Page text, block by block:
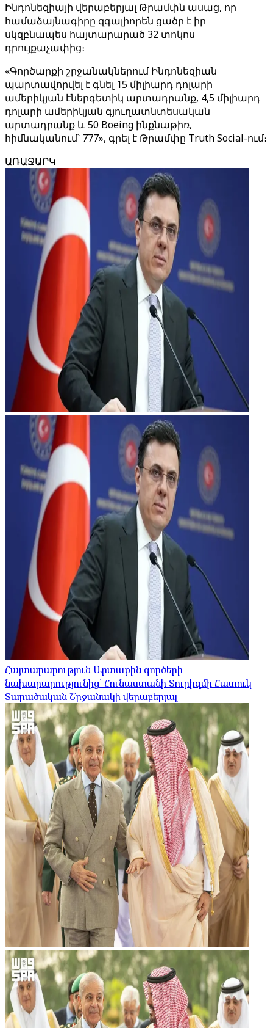
Ինդոնեզիայի վերաբերյալ Թրամփն ասաց, որ
համաձայնագիրը զգալիորեն ցածր է իր
սկզբնապես հայտարարած 32 տոկոս
դրույքաչափից։
«Գործարքի շրջանակներում Ինդոնեզիան
պարտավորվել է գնել 15 միլիարդ դոլարի
ամերիկյան էներգետիկ արտադրանք, 4,5 միլիարդ
դոլարի ամերիկյան գյուղատնտեսական
արտադրանք և 50 Boeing ինքնաթիռ,
հիմնականում՝ 777», գրել է Թրամփը Truth Social-ում։
ԱՌԱՋԱՐԿ
Հայտարարություն Արտաքին գործերի
նախարարությունից՝ Հունաստանի Տուրիզմի Հատուկ
Տարածական Շրջանակի վերաբերյալ